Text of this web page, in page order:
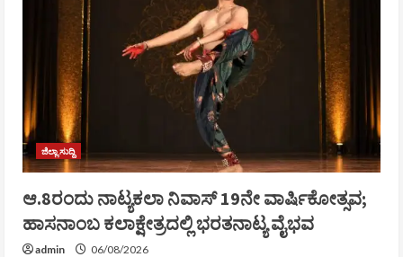
ಜಿಲ್ಲಾ ಸುದ್ದಿ
ಆ.8ರಂದು ನಾಟ್ಯಕಲಾ ನಿವಾಸ್ 19ನೇ ವಾರ್ಷಿಕೋತ್ಸವ;
ಹಾಸನಾಂಬ ಕಲಾಕ್ಷೇತ್ರದಲ್ಲಿ ಭರತನಾಟ್ಯ ವೈಭವ
admin 06/08/2026